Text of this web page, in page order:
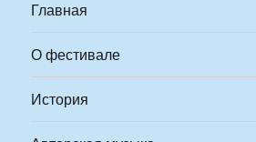
Главная
О фестивале
История